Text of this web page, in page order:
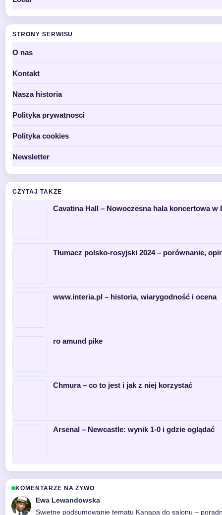
STRONY SERWISU
O nas
Kontakt
Nasza historia
Polityka prywatnosci
Polityka cookies
Newsletter
CZYTAJ TAKZE
Cavatina Hall – Nowoczesna hala koncertowa w
Tłumacz polsko-rosyjski 2024 – porównanie,
www.interia.pl – historia, wiarygodność i ocena
ro amund pike
Chmura – co to jest i jak z niej korzystać
Arsenal – Newcastle: wynik 1-0 i gdzie oglądać
KOMENTARZE NA ZYWO
Ewa Lewandowska
Swietne podsumowanie tematu Kanapa do salonu –